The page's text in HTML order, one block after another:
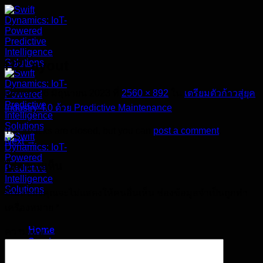
ข้าม
ไป
ยัง
เนื้อหา
Home
Services+
H2Layout
เผยแพร่26 มิถุนายน 2023 2560 × 892
เตรียมตัวก้าวสู่ยุค
Industry 4.0 ด้วย Predictive Maintenance
Trackbacks are closed, but you can post a comment.
Next→
ใส่ความเห็น
อีเมลของคุณจะไม่แสดงให้คนอื่นเห็น
ความเห็น*